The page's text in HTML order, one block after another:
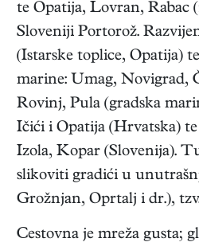
te Opatija, Lovran, Rabac
Sloveniji Portorož.
(Istarske toplice, Opatija)
marine: Umag, Novigrad,
Rovinj, Pula (gradska
Ičići i Opatija (Hrvatska)
Izola, Kopar (Slovenija).
slikoviti gradići u
Grožnjan, Oprtalj i dr.),
Cestovna je mreža gusta;